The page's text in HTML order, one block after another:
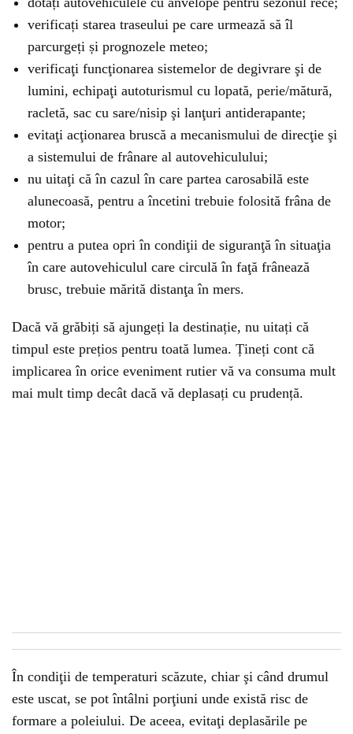
verificați starea traseului pe care urmează să îl
parcurgeți și prognozele meteo;
verificaţi funcţionarea sistemelor de degivrare şi de
lumini, echipaţi autoturismul cu lopată, perie/mătură,
racletă, sac cu sare/nisip şi lanţuri antiderapante;
evitaţi acţionarea bruscă a mecanismului de direcţie şi
a sistemului de frânare al autovehiculului;
nu uitaţi că în cazul în care partea carosabilă este
alunecoasă, pentru a încetini trebuie folosită frâna de
motor;
pentru a putea opri în condiţii de siguranţă în situaţia
în care autovehiculul care circulă în faţă frânează
brusc, trebuie mărită distanţa în mers.
Dacă vă grăbiți să ajungeți la destinație, nu uitați că
timpul este prețios pentru toată lumea. Țineți cont că
implicarea în orice eveniment rutier vă va consuma mult
mai mult timp decât dacă vă deplasați cu prudență.
În condiţii de temperaturi scăzute, chiar şi când drumul
este uscat, se pot întâlni porţiuni unde există risc de
formare a poleiului. De aceea, evitaţi deplasările pe